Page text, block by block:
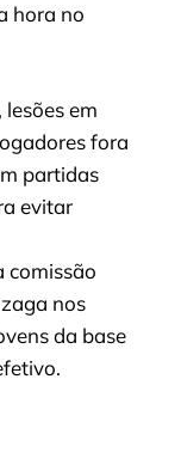
hora no
em
fora
partidas
evitar
comissão
nos
da base